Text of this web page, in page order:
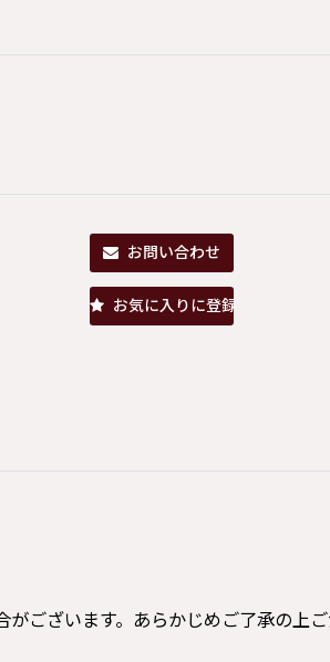
お問い合わせ
お気に入りに登録
ございます。あらかじめご了承の上